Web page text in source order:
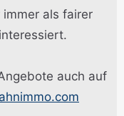
als fairer
auch auf